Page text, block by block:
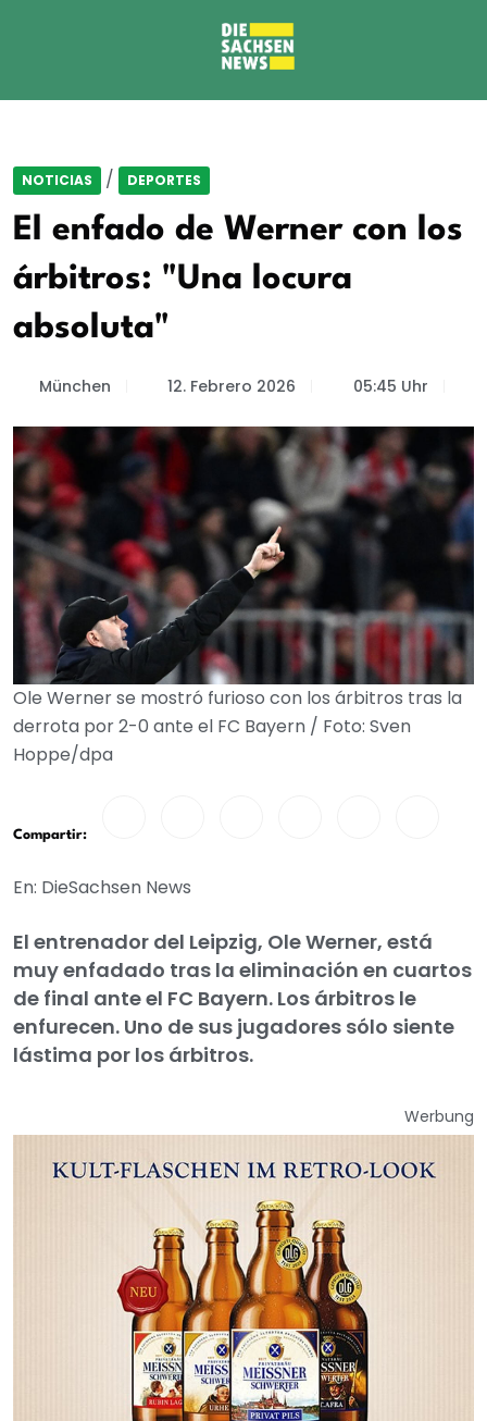
NOTICIAS / DEPORTES
El enfado de Werner con los
árbitros: "Una locura
absoluta"
München 12. Febrero 2026 05:45 Uhr
Ole Werner se mostró furioso con los árbitros tras la
derrota por 2-0 ante el FC Bayern / Foto: Sven
Hoppe/dpa
Compartir:
En: DieSachsen News
El entrenador del Leipzig, Ole Werner, está
muy enfadado tras la eliminación en cuartos
de final ante el FC Bayern. Los árbitros le
enfurecen. Uno de sus jugadores sólo siente
lástima por los árbitros.
Werbung